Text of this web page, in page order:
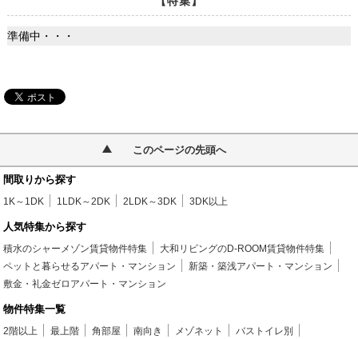
準備中・・・
このページの先頭へ
間取りから探す
1K～1DK 1LDK～2DK 2LDK～3DK 3DK以上
人気特集から探す
積水のシャーメゾン賃貸物件特集
大和リビングのD-ROOM賃貸物件特集
ペットと暮らせるアパート・マンション
新築・築浅アパート・マンション
敷金・礼金ゼロアパート・マンション
物件特集一覧
2階以上 最上階 角部屋 南向き メゾネット
バストイレ別